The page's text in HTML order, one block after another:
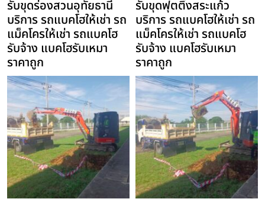
รับขุดร่องสวนอุทัยธานี
บริการ รถแบคโฮให้เช่า รถ
แม็คโครให้เช่า รถแบคโฮ
รับจ้าง แบคโฮรับเหมา
ราคาถูก
รับขุดฟุตติ้งสระแก้ว
บริการ รถแบคโฮให้เช่า รถ
แม็คโครให้เช่า รถแบคโฮ
รับจ้าง แบคโฮรับเหมา
ราคาถูก